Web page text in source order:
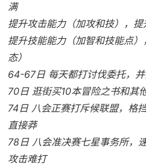
满
提升攻击能力（加攻和技），提
提升技能能力（加智和技能点
态）
64-67日 每天都打讨伐委托，
70日 逛街买10本冒险之书和其
74日 八会正赛打斥候联盟，格
直接莽
78日 八会准决赛七星事务所，
攻击难打